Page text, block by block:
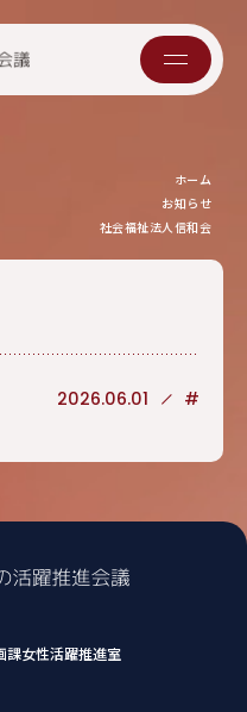
ホーム
お知らせ
社会福祉法人信和会
2026.06.01 #
課女性活躍推進室